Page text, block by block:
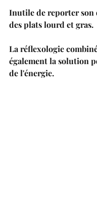
Inutile de reporter son
des plats lourd et gras.
La réflexologie
également la solution
de l'énergie.